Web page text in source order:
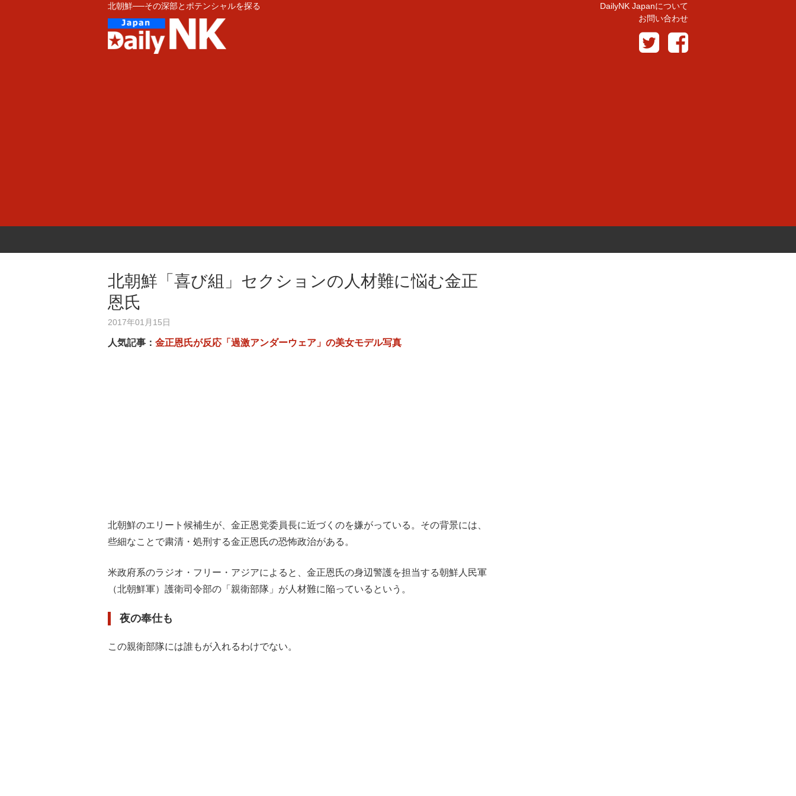
北朝鮮──その深部とポテンシャルを探る
DailyNK Japanについて
お問い合わせ
北朝鮮「喜び組」セクションの人材難に悩む金正
恩氏
2017年01月15日
人気記事： 金正恩氏が反応「過激アンダーウェア」の美女モデル写真
北朝鮮のエリート候補生が、金正恩党委員長に近づくのを嫌がっている。その背景には、
些細なことで粛清・処刑する金正恩氏の恐怖政治がある。
米政府系のラジオ・フリー・アジアによると、金正恩氏の身辺警護を担当する朝鮮人民軍
（北朝鮮軍）護衛司令部の「親衛部隊」が人材難に陥っているという。
夜の奉仕も
この親衛部隊には誰もが入れるわけでない。